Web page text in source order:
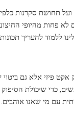
תחושת סקרנות כלפי
לא פחות מהיופי
ללמוד להעריך
פיזי אלא גם
כדי שיכולת
עם מי שאנו אוהבים.